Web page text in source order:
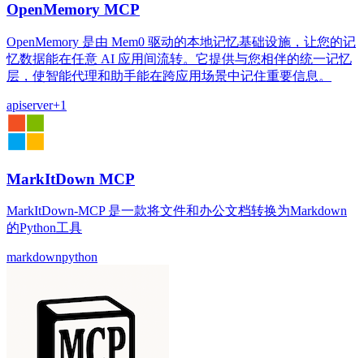
OpenMemory MCP
OpenMemory 是由 Mem0 驱动的本地记忆基础设施，让您的记
忆数据能在任意 AI 应用间流转。它提供与您相伴的统一记忆
层，使智能代理和助手能在跨应用场景中记住重要信息。
apiserver+1
MarkItDown MCP
MarkItDown-MCP 是一款将文件和办公文档转换为Markdown
的Python工具
markdownpython